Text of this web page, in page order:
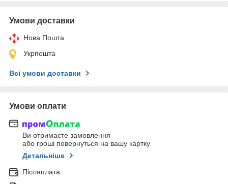
Умови доставки
Нова Пошта
Укрпошта
Всі умови доставки
Умови оплати
Ви отримаєте замовлення
або гроші повернуться на вашу картку
Детальніше
Післяплата